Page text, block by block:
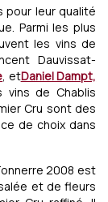
pour leur qualité
Parmi les plus
les vins de
Dauvissat-
, etDaniel Dampt,
de Chablis
Cru sont des
de choix dans
2008 est
et de fleurs